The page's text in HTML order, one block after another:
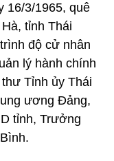
16/3/1965, quê
tỉnh Thái
độ cử nhân
lý hành chính
Tỉnh ủy Thái
ương Đảng,
tỉnh, Trưởng